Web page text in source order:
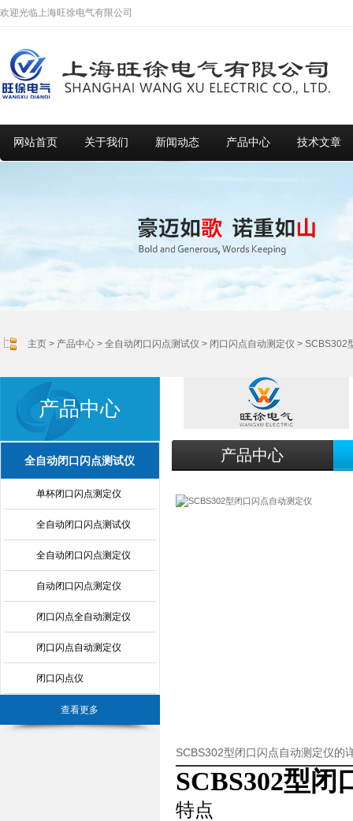
欢迎光临上海旺徐电气有限公司
网站首页 关于我们 新闻动态 产品中心 技术文章
主页 > 产品中心 > 全自动闭口闪点测试仪 > 闭口闪点自动测定仪 > SCBS302
产品中心
全自动闭口闪点测试仪
单杯闭口闪点测定仪
全自动闭口闪点测试仪
全自动闭口闪点测定仪
自动闭口闪点测定仪
闭口闪点全自动测定仪
闭口闪点自动测定仪
闭口闪点仪
查看更多
产品中心
SCBS302型闭口闪点自动测定仪的
SCBS302型闭
特点